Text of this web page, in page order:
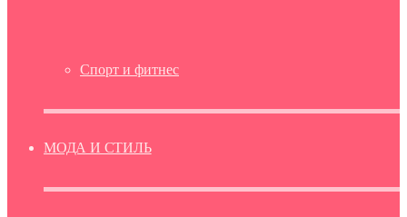
Спорт и фитнес
МОДА И СТИЛЬ